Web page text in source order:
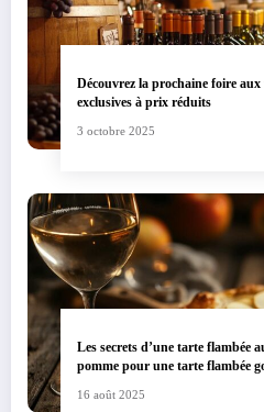
Découvrez la prochaine foire aux
exclusives à prix réduits
3 octobre 2025
Les secrets d’une tarte flambée
pomme pour une tarte flambée
16 août 2025